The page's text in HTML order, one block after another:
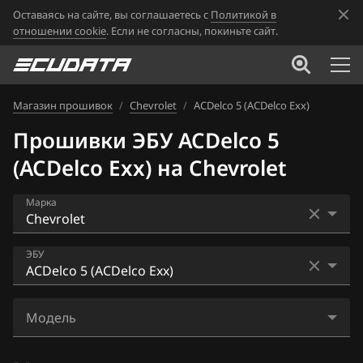
Оставаясь на сайте, вы соглашаетесь с Политикой в
отношении cookie. Если не согласны, покиньте сайт.
Магазин прошивок / Chevrolet / ACDelco 5 (ACDelco Exx)
Прошивки ЭБУ ACDelco 5
(ACDelco Exx) на Chevrolet
Марка
Acura
Alfa Romeo
ATLAS
ЭБУ
ACDelco 5 (E80 Gen2) (2015+)
Модель